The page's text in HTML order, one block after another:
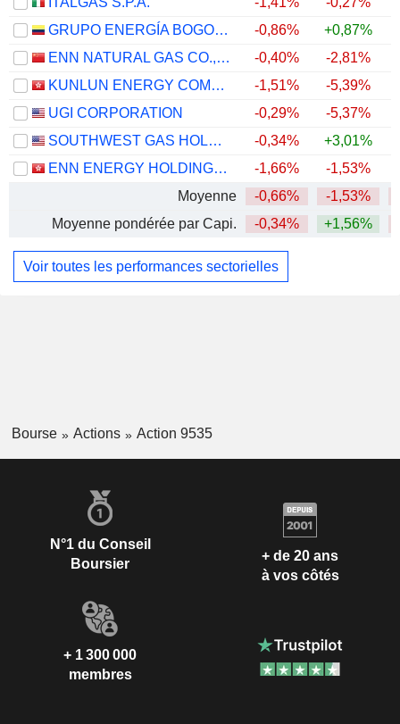
GRUPO ENERGÍA BOGOTÁ S.A. E.S.P.
-0,86% +0,87%
ENN NATURAL GAS CO., LTD.
-0,40% -2,81%
KUNLUN ENERGY COMPANY LIMITED
-1,51% -5,39%
UGI CORPORATION
-0,29% -5,37%
SOUTHWEST GAS HOLDINGS, INC.
-0,34% +3,01%
ENN ENERGY HOLDINGS LIMITED
-1,66% -1,53%
Moyenne
-0,66% -1,53%
Moyenne pondérée par Capi.
-0,34% +1,56%
Voir toutes les performances sectorielles
Bourse Actions Action 9535
N°1 du Conseil
Boursier
+ de 20 ans
à vos côtés
+ 1 300 000
membres